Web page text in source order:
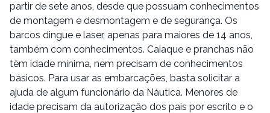
partir de sete anos, desde que possuam conhecimentos
de montagem e desmontagem e de segurança. Os
barcos dingue e laser, apenas para maiores de 14 anos,
também com conhecimentos. Caiaque e pranchas não
têm idade mínima, nem precisam de conhecimentos
básicos. Para usar as embarcações, basta solicitar a
ajuda de algum funcionário da Náutica. Menores de
idade precisam da autorização dos pais por escrito e o